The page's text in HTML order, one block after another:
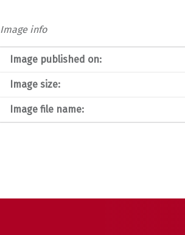
Image info
Image published on:
Image size:
Image file name: